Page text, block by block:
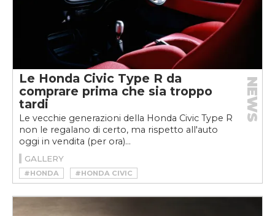
Le Honda Civic Type R da
comprare prima che sia troppo
tardi
Le vecchie generazioni della Honda Civic Type R
non le regalano di certo, ma rispetto all'auto
oggi in vendita (per ora)...
NEWS
GALLERY
#HONDA
#HONDA CIVIC
#HONDA CIVIC TYPE R